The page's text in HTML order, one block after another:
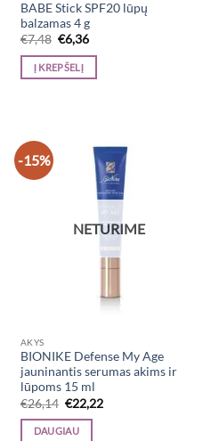
BABE Stick SPF20 lūpų
balzamas 4 g
€7,48 Original
price
was:
€7,48.
€6,36Current
is:
Į KREPŠELĮ
-15%
NETURIME
AKYS
BIONIKE Defense My Age
jauninantis serumas akims ir
lūpoms 15 ml
€26,14 Original
price
was:
€26,14.
€22,22Current
DAUGIAU